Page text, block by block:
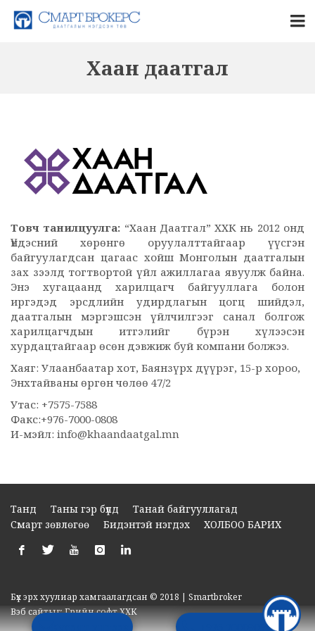
Хаан даатгал
Товч танилцуулга: “Хаан Даатгал” ХХК нь 2012 онд
Үндэсний хөрөнгө оруулалттайгаар үүсгэн
байгуулагдсан цагаас хойш Монголын даатгалын
зах зээлд тогтвортой үйл ажиллагаа явуулж байна.
Энэ хугацаанд харилцагч байгууллага болон
иргэдэд эрсдлийн удирдлагын цогц шийдэл,
даатгалын мэргэшсэн үйлчилгээг санал болгож
харилцагчдын итгэлийг бүрэн хүлээсэн
хурдацтайгаар өсөн дэвжиж буй компани болжээ.
Хаяг: Улаанбаатар хот, Баянзүрх дүүрэг, 15-р хороо,
Энхтайваны өргөн чөлөө 47/2
Утас: +7575-7588
Факс:+976-7000-0808
И-мэйл: info@khaandaatgal.mn
Танд Таны гэр бүлд
Танай байгууллагад
Смарт зөвлөгөө
Бидэнтэй нэгдэх ХОЛБОО БАРИХ
Бүх эрх хуулиар хамгаалагдсан © 2018 | Smartbroker
Вэб сайтыг:Грийн софт ХХК
+976 70009099